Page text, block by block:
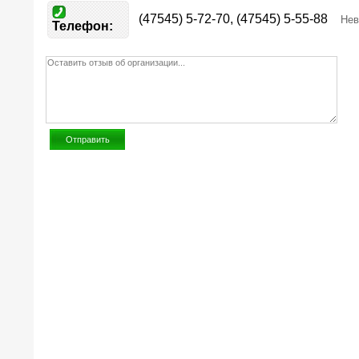
Телефон:
(47545) 5-72-70, (47545) 5-55-88